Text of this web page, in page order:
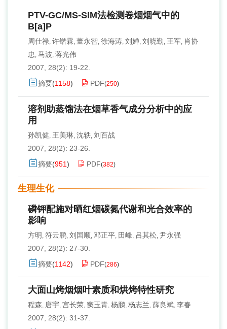
PTV-GC/MS-SIM法检测卷烟烟气中的
B[a]P
周仕禄, 许锴霖, 董永智, 徐海涛, 刘婵, 刘晓勤, 王军, 肖协
忠 , 马波, 蒋光伟
2007, 28(2): 19-22.
摘要(1158) PDF(250)
溶剂助蒸馏法在烟草香气成分分析中的应
用
孙凯健, 王美琳, 沈轶, 刘百战
2007, 28(2): 23-26.
摘要(951) PDF(382)
生理生化
磷钾配施对晒红烟碳氮代谢和光合效率的
影响
方明 , 符云鹏, 刘国顺, 邓正平, 田峰, 吕其松, 尹永强
2007, 28(2): 27-30.
摘要(1142) PDF(286)
大面山烤烟烟叶素质和烘烤特性研究
程森, 唐宇, 宫长荣, 窦玉青, 杨鹏, 杨志兰, 薛良斌, 李春
2007, 28(2): 31-37.